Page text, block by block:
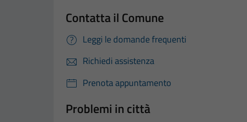
Contatta il Comune
Leggi le domande frequenti
Richiedi assistenza
Prenota appuntamento
Problemi in città